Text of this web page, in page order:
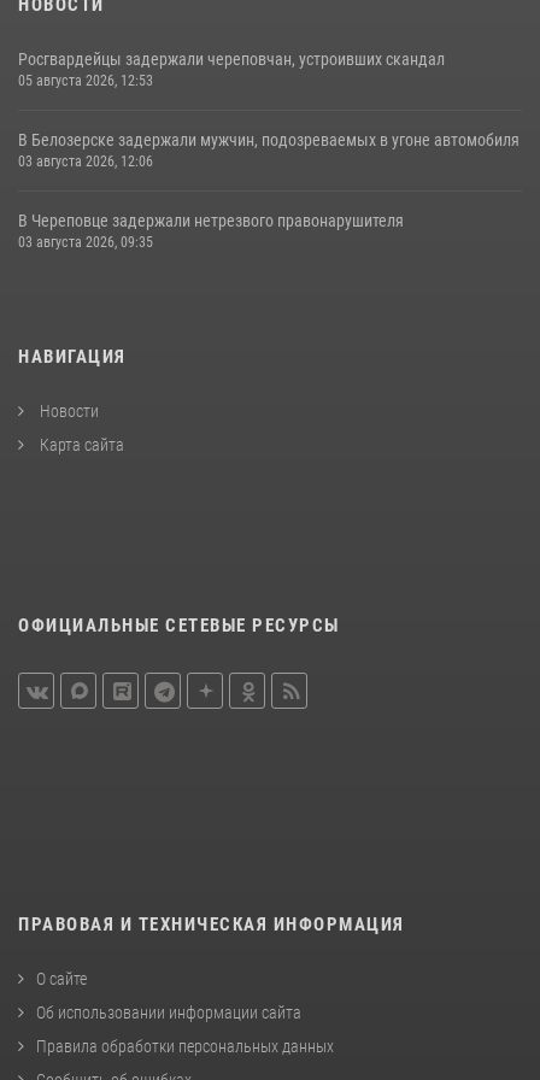
НОВОСТИ
Росгвардейцы задержали череповчан, устроивших скандал
05 августа 2026, 12:53
В Белозерске задержали мужчин, подозреваемых в угоне автомобиля
03 августа 2026, 12:06
В Череповце задержали нетрезвого правонарушителя
03 августа 2026, 09:35
НАВИГАЦИЯ
Новости
Карта сайта
ОФИЦИАЛЬНЫЕ СЕТЕВЫЕ РЕСУРСЫ
ПРАВОВАЯ И ТЕХНИЧЕСКАЯ ИНФОРМАЦИЯ
О сайте
Об использовании информации сайта
Правила обработки персональных данных